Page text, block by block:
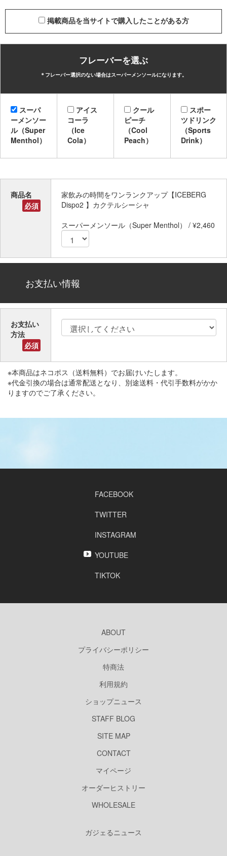
掲載商品を当サイトで購入したことがある方
フレーバーを選ぶ
＊フレーバー選択のない場合はスーパーメンソールになります。
スーパ
ーメンソー
ル（Super
Menthol）
アイス
コーラ
（Ice
Cola）
クール
ピーチ
（Cool
Peach）
スポー
ツドリンク
（Sports
Drink）
商品名
必須
家飲みの時間をワンランクアップ【ICEBERG
Dispo2 】カクテルシーシャ
スーパーメンソール（Super Menthol） / ¥2,460
お支払い情報
お支払い
方法
必須
※本商品はネコポス（送料無料）でお届けいたします。
※代金引換の場合は通常配送となり、別途送料・代引手数料がかか
りますのでご了承ください。
FACEBOOK
TWITTER
INSTAGRAM
YOUTUBE
TIKTOK
ABOUT
プライバシーポリシー
特商法
利用規約
ショップニュース
STAFF BLOG
SITE MAP
CONTACT
マイページ
オーダーヒストリー
WHOLESALE
ガジェるニュース